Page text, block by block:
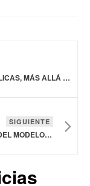
DIVERSIDAD DE LAS BEBIDAS ALCOHÓLICAS, MÁS ALLÁ DEL PORCENTAJE
SIGUIENTE
MÉXICO AVANZA HACIA LA CONSOLIDACIÓN DEL MODELO DE COMPRAS PÚBLICAS SOSTENIBLES DE CAFÉ RUMBO A 2026